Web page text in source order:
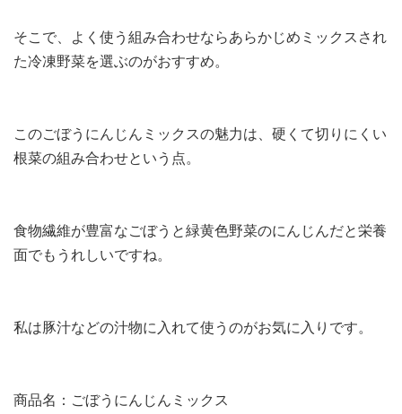
そこで、よく使う組み合わせならあらかじめミックスされ
た冷凍野菜を選ぶのがおすすめ。
このごぼうにんじんミックスの魅力は、硬くて切りにくい
根菜の組み合わせという点。
食物繊維が豊富なごぼうと緑黄色野菜のにんじんだと栄養
面でもうれしいですね。
私は豚汁などの汁物に入れて使うのがお気に入りです。
商品名：ごぼうにんじんミックス